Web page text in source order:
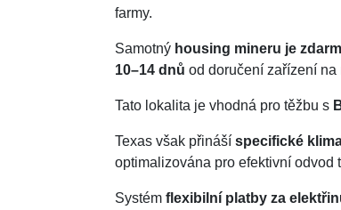
farmy.
Samotný housing mineru je
10–14 dnů od doručení zařízení na
Tato lokalita je vhodná pro těžbu s
Texas však přináší specifické
optimalizována pro efektivní odvod
Systém flexibilní platby za